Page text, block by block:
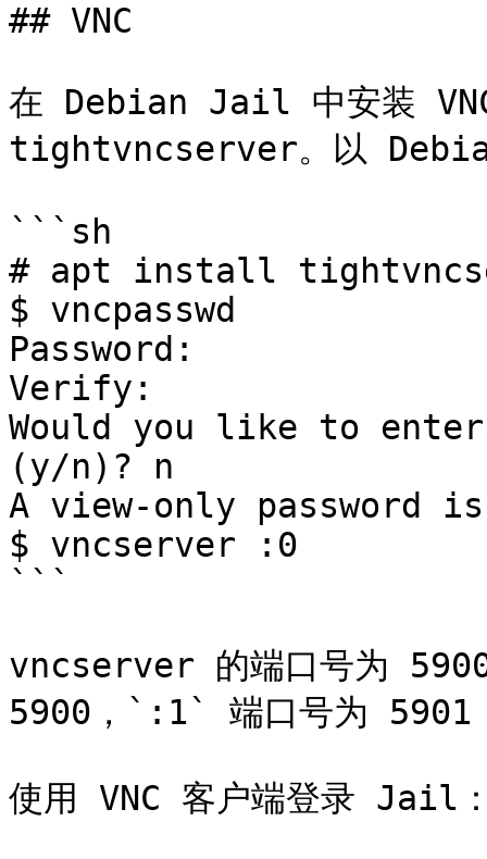
## VNC
在 Debian Jail 中安装
tightvncserver。以
```sh
# apt install
$ vncpasswd
Password:
Verify:
Would you like to
(y/n)? n
A view-only password
$ vncserver :0
```
vncserver 的端口号为 5900
5900，`:1` 端口号为 5901
使用 VNC 客户端登录 Jail